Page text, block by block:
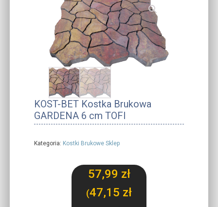
KOST-BET Kostka Brukowa
GARDENA 6 cm TOFI
Kategoria: Kostki Brukowe Sklep
57,99 zł
(47,15 zł